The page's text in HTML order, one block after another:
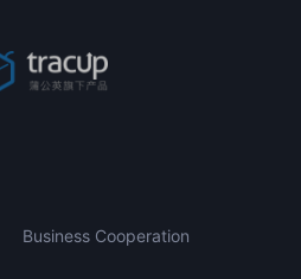
Business Cooperation